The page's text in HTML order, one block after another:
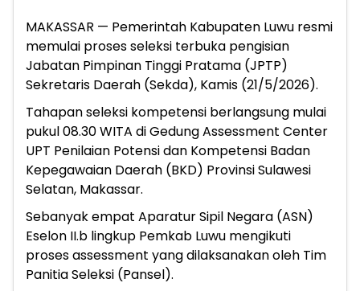
MAKASSAR — Pemerintah Kabupaten Luwu resmi
memulai proses seleksi terbuka pengisian
Jabatan Pimpinan Tinggi Pratama (JPTP)
Sekretaris Daerah (Sekda), Kamis (21/5/2026).
Tahapan seleksi kompetensi berlangsung mulai
pukul 08.30 WITA di Gedung Assessment Center
UPT Penilaian Potensi dan Kompetensi Badan
Kepegawaian Daerah (BKD) Provinsi Sulawesi
Selatan, Makassar.
Sebanyak empat Aparatur Sipil Negara (ASN)
Eselon II.b lingkup Pemkab Luwu mengikuti
proses assessment yang dilaksanakan oleh Tim
Panitia Seleksi (Pansel).